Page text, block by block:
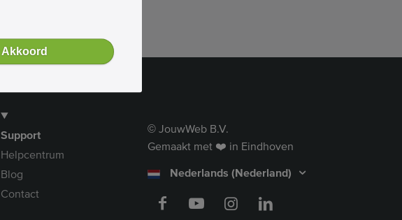
Support
Helpcentrum
Blog
Contact
© JouwWeb B.V.
Gemaakt met ❤️ in Eindhoven
Nederlands (Nederland)
Akkoord